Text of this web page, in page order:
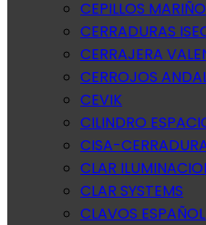
CEPILLOS MARIÑO
CERRADURAS
CERRAJERA
CERROJOS
CEVIK
CILINDRO
CISA-
CLAR
CLAR SYSTEMS
CLAVOS